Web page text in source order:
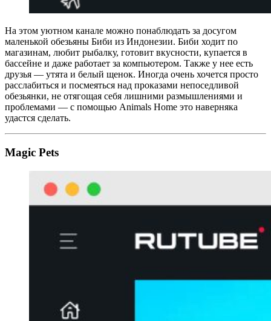
На этом уютном канале можно понаблюдать за досугом
маленькой обезьяны Биби из Индонезии. Биби ходит по
магазинам, любит рыбалку, готовит вкусности, купается в
бассейне и даже работает за компьютером. Также у нее есть
друзья — утята и белый щенок. Иногда очень хочется просто
расслабиться и посмеяться над проказами непоседливой
обезьянки, не отягощая себя лишними размышлениями и
проблемами — с помощью Animals Home это наверняка
удастся сделать.
Magic Pets